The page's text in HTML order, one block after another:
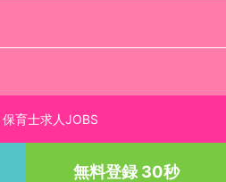
育士求人JOBS
無料登録 30秒